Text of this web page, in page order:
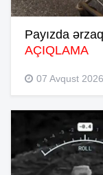
Payızda
AÇIQLAMA
07 Avqust